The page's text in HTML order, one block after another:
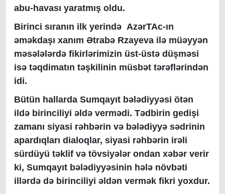
abu-havası yaratmış oldu.
Birinci sıranın ilk yerində AzərTAc-ın
əməkdaşı xanım Ətrabə Rzayeva ilə müəyyən
məsələlərdə fikirlərimizin üst-üstə düşməsi
isə təqdimatın təşkilinin müsbət tərəflərindən
idi.
Bütün hallarda Sumqayıt bələdiyyəsi ötən
ildə birinciliyi əldə vermədi. Tədbirin gedişi
zamanı siyasi rəhbərin və bələdiyyə sədrinin
apardıqları dialoqlar, siyasi rəhbərin irəli
sürdüyü təklif və tövsiyələr ondan xəbər verir
ki, Sumqayıt bələdiyyəsinin hələ növbəti
illərdə də birinciliyi əldən vermək fikri yoxdur.